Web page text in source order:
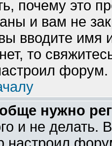
почему это
и вам не
вводите
то
форум.
нужно
и не делать.